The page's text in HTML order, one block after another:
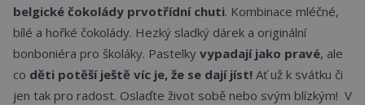
belgické čokolády prvotřídní chuti. Kombinace mléčné,
bílé a hořké čokolády. Hezký sladký dárek a originální
bonboniéra pro školáky. Pastelky vypadají jako pravé, ale
co děti potěší ještě víc je, že se dají jíst! Ať už k svátku či
jen tak pro radost. Oslaďte život sobě nebo svým blízkým! V